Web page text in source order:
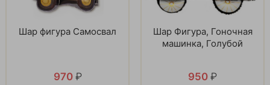
Шар фигура Самосвал
970 ₽
Шар Фигура, Гоночная
машинка, Голубой
950 ₽